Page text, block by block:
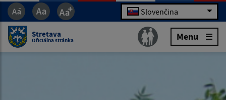
Slovenčina
Stretava
Oficiálna stránka Menu